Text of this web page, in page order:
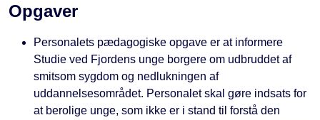
Opgaver
Personalets pædagogiske opgave er at informere
Studie ved Fjordens unge borgere om udbruddet af
smitsom sygdom og nedlukningen af
uddannelsesområdet. Personalet skal gøre indsats for
at berolige unge, som ikke er i stand til forstå den